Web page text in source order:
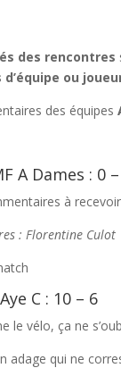
des rencontres
ou
des équipes
A Dames : 0
à
: Florentine Culot
C : 10 – 6
le vélo, ça ne
adage qui ne